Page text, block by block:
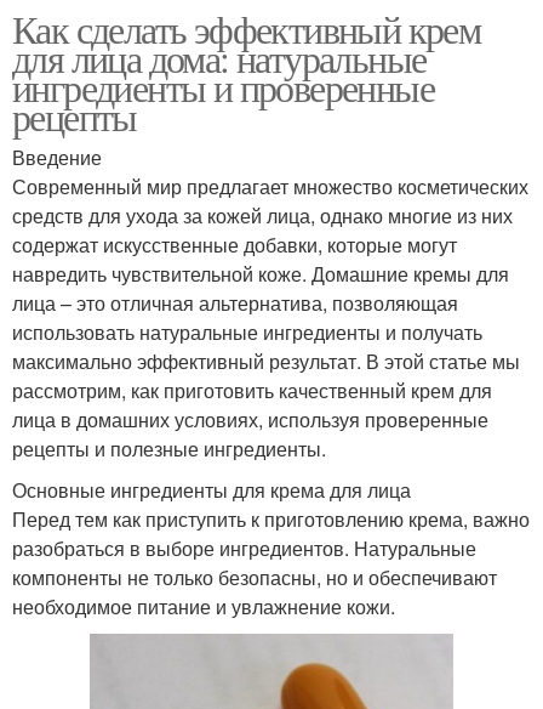
Как сделать эффективный крем
для лица дома: натуральные
ингредиенты и проверенные
рецепты
Введение
Современный мир предлагает множество косметических
средств для ухода за кожей лица, однако многие из них
содержат искусственные добавки, которые могут
навредить чувствительной коже. Домашние кремы для
лица – это отличная альтернатива, позволяющая
использовать натуральные ингредиенты и получать
максимально эффективный результат. В этой статье мы
рассмотрим, как приготовить качественный крем для
лица в домашних условиях, используя проверенные
рецепты и полезные ингредиенты.
Основные ингредиенты для крема для лица
Перед тем как приступить к приготовлению крема, важно
разобраться в выборе ингредиентов. Натуральные
компоненты не только безопасны, но и обеспечивают
необходимое питание и увлажнение кожи.